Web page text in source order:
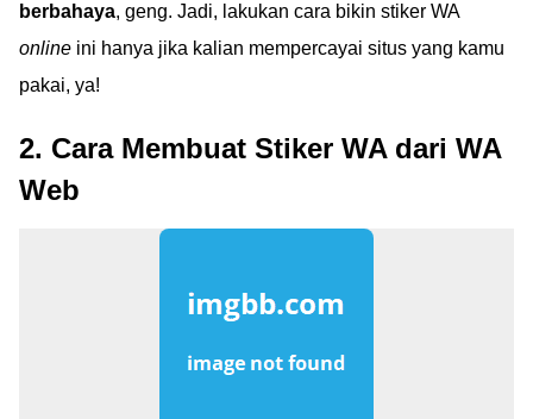
berbahaya, geng. Jadi, lakukan cara bikin stiker WA
online ini hanya jika kalian mempercayai situs yang kamu
pakai, ya!
2. Cara Membuat Stiker WA dari WA
Web